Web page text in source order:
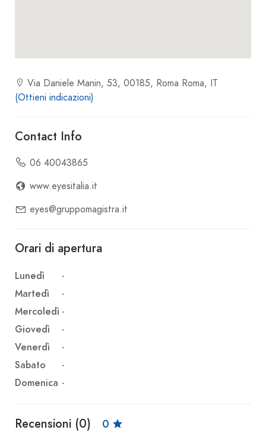
Via Daniele Manin, 53, 00185, Roma Roma, IT
(Ottieni indicazioni)
Contact Info
06 40043865
www.eyesitalia.it
eyes@gruppomagistra.it
Orari di apertura
Lunedì
-
Martedì
-
Mercoledì -
Giovedì
-
Venerdì
-
Sabato
-
Domenica -
Recensioni (0) 0